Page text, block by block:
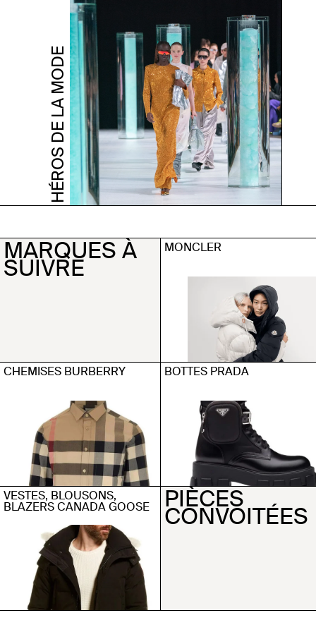
HÉROS DE LA MODE
MARQUES À
SUIVRE
MONCLER
CHEMISES BURBERRY BOTTES PRADA
VESTES, BLOUSONS,
BLAZERS CANADA GOOSE PIÈCES
CONVOITÉES